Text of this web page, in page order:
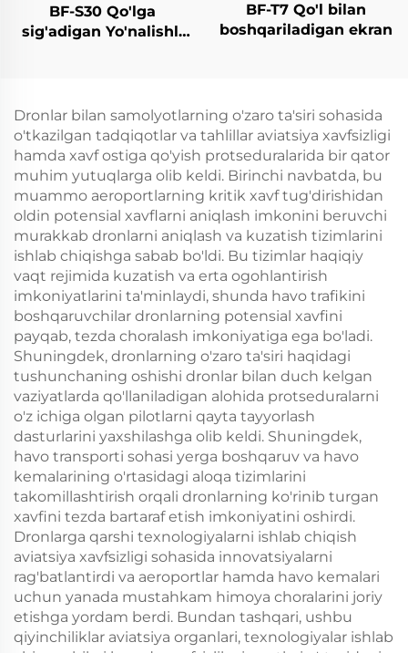
BF-S30 Qo'lga
sig'adigan Yo'nalishli
BF-T7 Qo'l bilan
boshqariladigan ekran
Dronlar bilan samolyotlarning o'zaro ta'siri sohasida
o'tkazilgan tadqiqotlar va tahlillar aviatsiya xavfsizligi
hamda xavf ostiga qo'yish protseduralarida bir qator
muhim yutuqlarga olib keldi. Birinchi navbatda, bu
muammo aeroportlarning kritik xavf tug'dirishidan
oldin potensial xavflarni aniqlash imkonini beruvchi
murakkab dronlarni aniqlash va kuzatish tizimlarini
ishlab chiqishga sabab bo'ldi. Bu tizimlar haqiqiy
vaqt rejimida kuzatish va erta ogohlantirish
imkoniyatlarini ta'minlaydi, shunda havo trafikini
boshqaruvchilar dronlarning potensial xavfini
payqab, tezda choralash imkoniyatiga ega bo'ladi.
Shuningdek, dronlarning o'zaro ta'siri haqidagi
tushunchaning oshishi dronlar bilan duch kelgan
vaziyatlarda qo'llaniladigan alohida protseduralarni
o'z ichiga olgan pilotlarni qayta tayyorlash
dasturlarini yaxshilashga olib keldi. Shuningdek,
havo transporti sohasi yerga boshqaruv va havo
kemalarining o'rtasidagi aloqa tizimlarini
takomillashtirish orqali dronlarning ko'rinib turgan
xavfini tezda bartaraf etish imkoniyatini oshirdi.
Dronlarga qarshi texnologiyalarni ishlab chiqish
aviatsiya xavfsizligi sohasida innovatsiyalarni
rag'batlantirdi va aeroportlar hamda havo kemalari
uchun yanada mustahkam himoya choralarini joriy
etishga yordam berdi. Bundan tashqari, ushbu
qiyinchiliklar aviatsiya organlari, texnologiyalar ishlab